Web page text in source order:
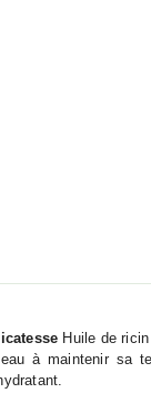
Huile de
à maintenir sa